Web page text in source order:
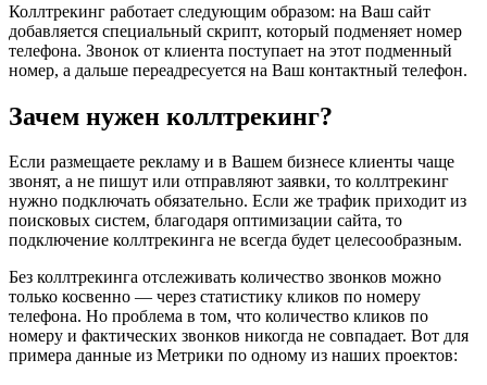
Коллтрекинг работает следующим образом: на Ваш сайт
добавляется специальный скрипт, который подменяет номер
телефона. Звонок от клиента поступает на этот подменный
номер, а дальше переадресуется на Ваш контактный телефон.
Зачем нужен коллтрекинг?
Если размещаете рекламу и в Вашем бизнесе клиенты чаще
звонят, а не пишут или отправляют заявки, то коллтрекинг
нужно подключать обязательно. Если же трафик приходит из
поисковых систем, благодаря оптимизации сайта, то
подключение коллтрекинга не всегда будет целесообразным.
Без коллтрекинга отслеживать количество звонков можно
только косвенно — через статистику кликов по номеру
телефона. Но проблема в том, что количество кликов по
номеру и фактических звонков никогда не совпадает. Вот для
примера данные из Метрики по одному из наших проектов: